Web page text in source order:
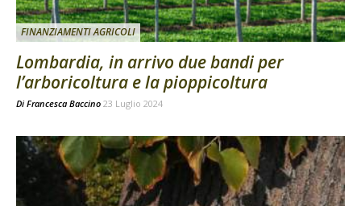
FINANZIAMENTI AGRICOLI
Lombardia, in arrivo due bandi per
l’arboricoltura e la pioppicoltura
Di Francesca Baccino 23 Luglio 2024